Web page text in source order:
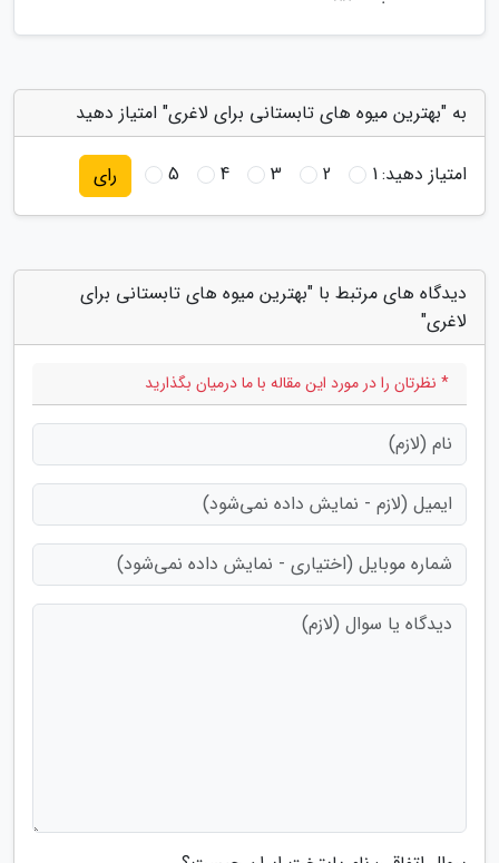
به "بهترین میوه های تابستانی برای لاغری" امتیاز دهید
امتیاز دهید:1
2
3
4
5 رای
دیدگاه های مرتبط با "بهترین میوه های تابستانی برای
لاغری"
* نظرتان را در مورد این مقاله با ما درمیان بگذارید